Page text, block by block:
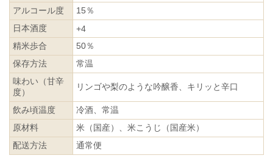
アルコール度
15％
日本酒度
+4
精米歩合
50％
保存方法
常温
味わい（甘辛
度）
リンゴや梨のような吟醸香、キリッと辛口
飲み頃温度
冷酒、常温
原材料
米（国産）、米こうじ（国産米）
配送方法
通常便